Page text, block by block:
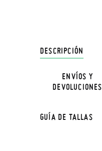
DESCRIPCIÓN
ENVÍOS Y
DEVOLUCIONES
GUÍA DE TALLAS